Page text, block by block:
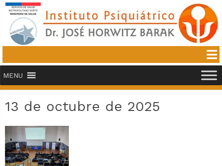
MENU
13 de octubre de 2025